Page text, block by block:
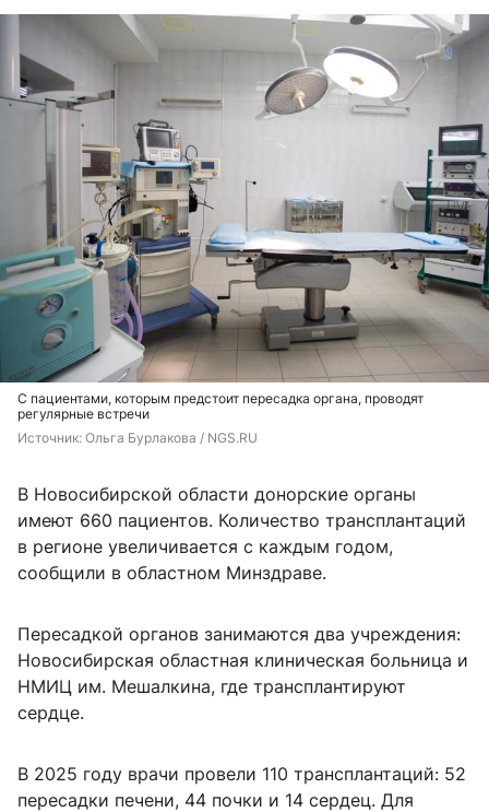
С пациентами, которым предстоит пересадка органа, проводят
регулярные встречи
Источник: Ольга Бурлакова / NGS.RU
В Новосибирской области донорские органы
имеют 660 пациентов. Количество трансплантаций
в регионе увеличивается с каждым годом,
сообщили в областном Минздраве.
Пересадкой органов занимаются два учреждения:
Новосибирская областная клиническая больница и
НМИЦ им. Мешалкина, где трансплантируют
сердце.
В 2025 году врачи провели 110 трансплантаций: 52
пересадки печени, 44 почки и 14 сердец. Для